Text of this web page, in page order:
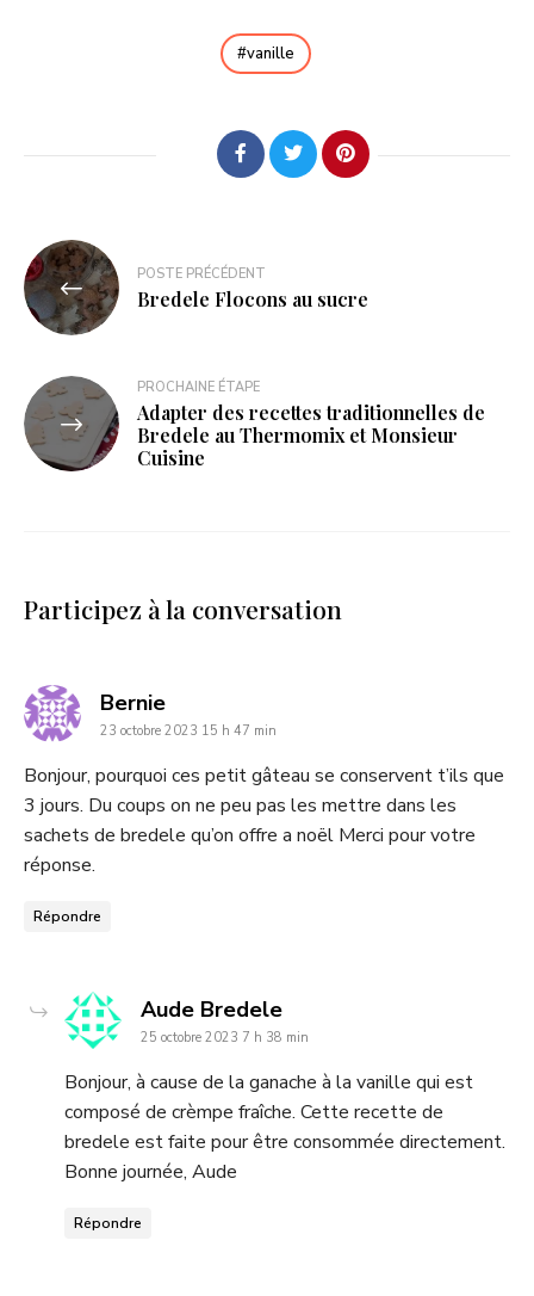
vanille
POSTE PRÉCÉDENT
Bredele Flocons au sucre
PROCHAINE ÉTAPE
Adapter des recettes traditionnelles de
Bredele au Thermomix et Monsieur
Cuisine
Participez à la conversation
Berniedit
:
23 octobre 2023 15 h 47 min
Bonjour, pourquoi ces petit gâteau se conservent t’ils que
3 jours. Du coups on ne peu pas les mettre dans les
sachets de bredele qu’on offre a noël Merci pour votre
réponse.
Répondre
Aude Bredeledit
25 octobre 2023 7 h 38 min
Bonjour, à cause de la ganache à la vanille qui est
composé de crèmpe fraîche. Cette recette de
bredele est faite pour être consommée directement.
Bonne journée, Aude
Répondre